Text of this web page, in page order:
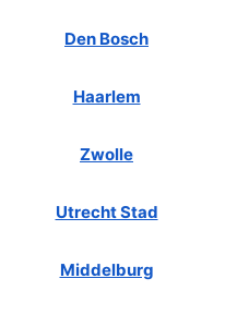
Den Bosch
Haarlem
Zwolle
Utrecht Stad
Middelburg